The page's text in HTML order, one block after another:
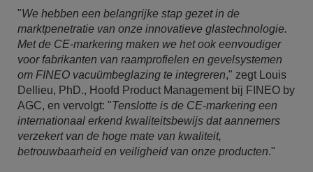
"We hebben een belangrijke stap gezet in de
marktpenetratie van onze innovatieve glastechnologie.
Met de CE-markering maken we het ook eenvoudiger
voor fabrikanten van raamprofielen en gevelsystemen
om FINEO vacuümbeglazing te integreren," zegt Louis
Dellieu, PhD., Hoofd Product Management bij FINEO by
AGC, en vervolgt: "Tenslotte is de CE-markering een
internationaal erkend kwaliteitsbewijs dat aannemers
verzekert van de hoge mate van kwaliteit,
betrouwbaarheid en veiligheid van onze producten."